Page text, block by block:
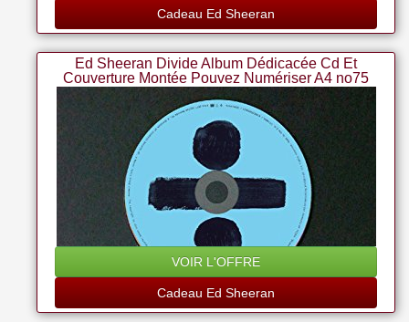
Cadeau Ed Sheeran
Ed Sheeran Divide Album Dédicacée Cd Et
Couverture Montée Pouvez Numériser A4 no75
VOIR L'OFFRE
Cadeau Ed Sheeran